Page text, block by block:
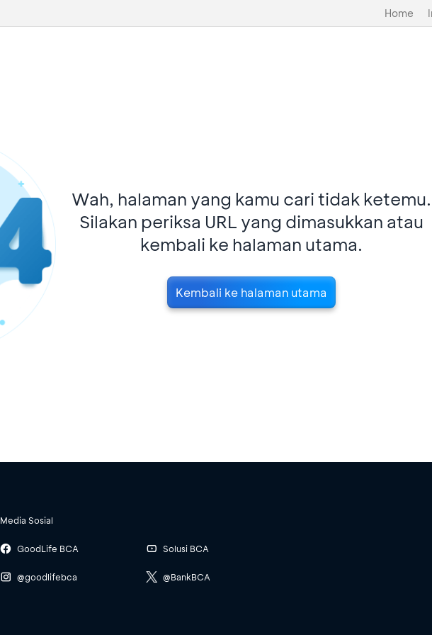
Home
Wah, halaman yang kamu cari tidak ketemu.
Silakan periksa URL yang dimasukkan atau
kembali ke halaman utama.
Kembali ke halaman utama
Media Sosial
GoodLife BCA
@goodlifebca
Solusi BCA
@BankBCA